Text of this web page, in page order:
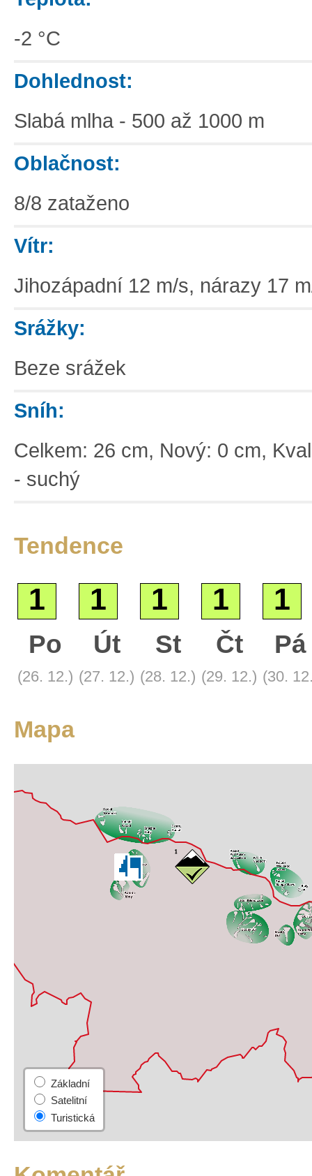
-2 °C
Dohlednost:
Slabá mlha - 500 až 1000 m
Oblačnost:
8/8 zataženo
Vítr:
Jihozápadní 12 m/s, nárazy 17
Srážky:
Beze srážek
Sníh:
Celkem: 26 cm, Nový: 0 cm,
- suchý
Tendence
1 1 1 1 1
Po
(26. 12.)
Út
(27. 12.)
St
(28. 12.)
Čt
(29. 12.)
Pá
(30.
Mapa
Satelitní